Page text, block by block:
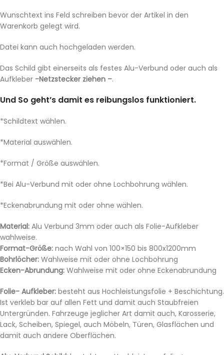
Wunschtext ins Feld schreiben bevor der Artikel in den
Warenkorb gelegt wird.
Datei kann auch hochgeladen werden.
Das Schild gibt einerseits als festes Alu-Verbund oder auch als
Aufkleber -Netzstecker ziehen –.
Und So geht’s damit es reibungslos funktioniert.
*Schildtext wählen.
*Material auswählen.
*Format / Größe auswählen.
*Bei Alu-Verbund mit oder ohne Lochbohrung wählen.
*Eckenabrundung mit oder ohne wählen.
Material: Alu Verbund 3mm oder auch als Folie-Aufkleber
wahlweise.
Format-Größe: nach Wahl von 100×150 bis 800x1200mm
Bohrlöcher: Wahlweise mit oder ohne Lochbohrung
Ecken-Abrundung: Wahlweise mit oder ohne Eckenabrundung
Folie- Aufkleber: besteht aus Hochleistungsfolie + Beschichtung.
Ist verkleb bar auf allen Fett und damit auch Staubfreien
Untergründen. Fahrzeuge jeglicher Art damit auch, Karosserie,
Lack, Scheiben, Spiegel, auch Möbeln, Türen, Glasflächen und
damit auch andere Oberflächen.